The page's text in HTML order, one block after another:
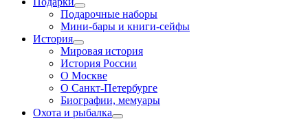
Подарочные наборы
Мини-бары и книги-сейфы
История
Мировая история
История России
О Москве
О Санкт-Петербурге
Биографии, мемуары
Охота и рыбалка